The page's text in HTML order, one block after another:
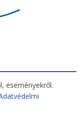
eseményekről.